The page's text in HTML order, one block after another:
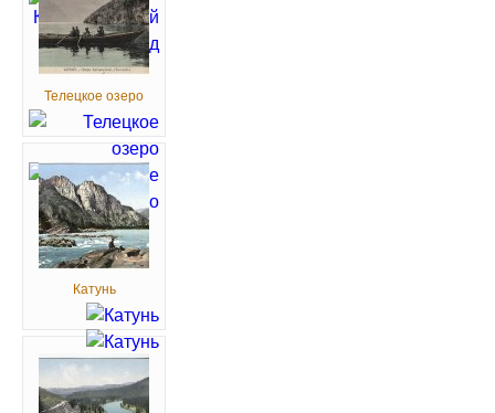
Телецкое озеро
Катунь